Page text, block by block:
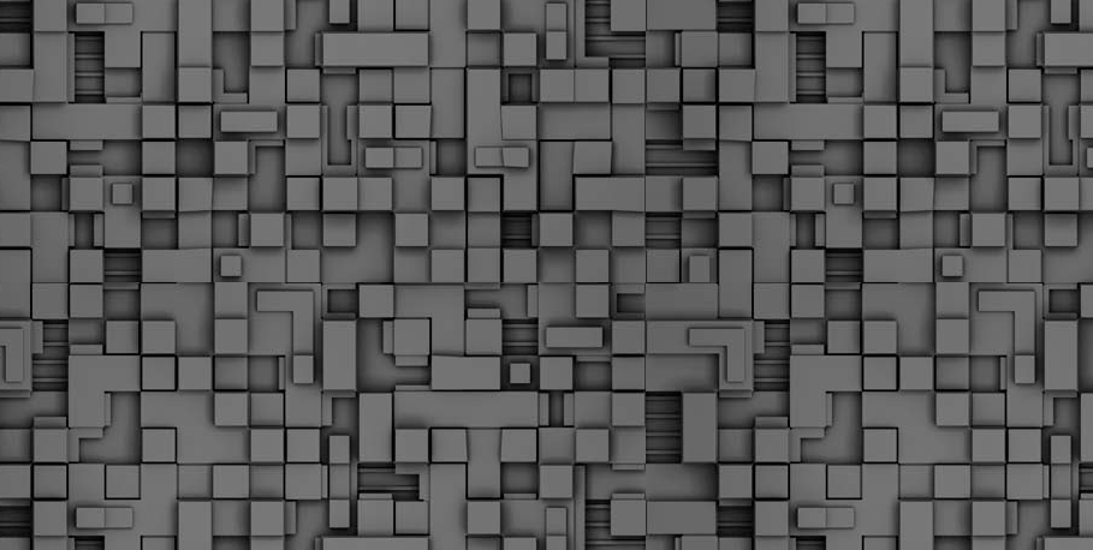
Με την απόφαση αυτή, το ΣτΕ απορρίπτει οριστικά τις
αξιώσεις των δημοσίων υπαλλήλων για επαναφορά των
δώρων, επικυρώνοντας την τρέχουσα κατάσταση παρά τις
αντιδράσεις της ΑΔΕΔΥ
Το ΣτΕ απέρριψε οριστικά την προσφυγή της ΑΔΕΔΥ και ενός
εκπαιδευτικού για την επαναφορά των δώρων Χριστουγέννων,
Πάσχα και θερινής άδειας (13ος και 14ος μισθός) στους
εργαζόμενους του δημόσιου τομέα, κλείνοντας μια μακρά
διαμάχη δεκαετιών που αφορούσε τις μνημονιακές περικοπές.
Γνωστοποίηση έκδοσης οριστικών αποτελεσμάτων –
Παροχή οδηγιών.
► Δείτε/κατεβάστε την πολυαναμενόμενη εγκύκλιο του Υπ.
FEB
1
Με διαρροή 2 μέρες πριν την στάση εργασίας
ενημερώνει το ΣτΕ για την απόρριψη της επαναφοράς